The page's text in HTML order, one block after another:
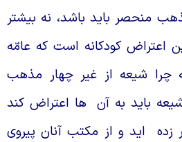
منحصر بايد باشد، نه بيشتر
اعتراض كودكانه است كه عامّه
شيعه از غير چهار مذهب
بايد به آن ها اعتراض كند
ايد و از مكتب آنان پيروى